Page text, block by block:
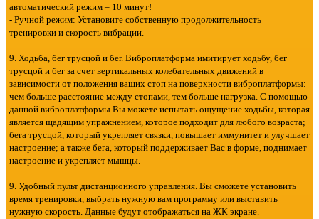
автоматический режим – 10 минут!
- Ручной режим: Установите собственную продолжительность
тренировки и скорость вибрации.
9. Ходьба, бег трусцой и бег. Виброплатформа имитирует ходьбу, бег
трусцой и бег за счет вертикальных колебательных движений в
зависимости от положения ваших стоп на поверхности виброплатформы:
чем больше расстояние между стопами, тем больше нагрузка. С помощью
данной виброплатформы Вы можете испытать ощущение ходьбы, которая
является щадящим упражнением, которое подходит для любого возраста;
бега трусцой, который укрепляет связки, повышает иммунитет и улучшает
настроение; а также бега, который поддерживает Вас в форме, поднимает
настроение и укрепляет мышцы.
9. Удобный пульт дистанционного управления. Вы сможете установить
время тренировки, выбрать нужную вам программу или выставить
нужную скорость. Данные будут отображаться на ЖК экране.